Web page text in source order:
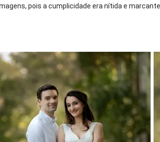
pois a cumplicidade era nítida e